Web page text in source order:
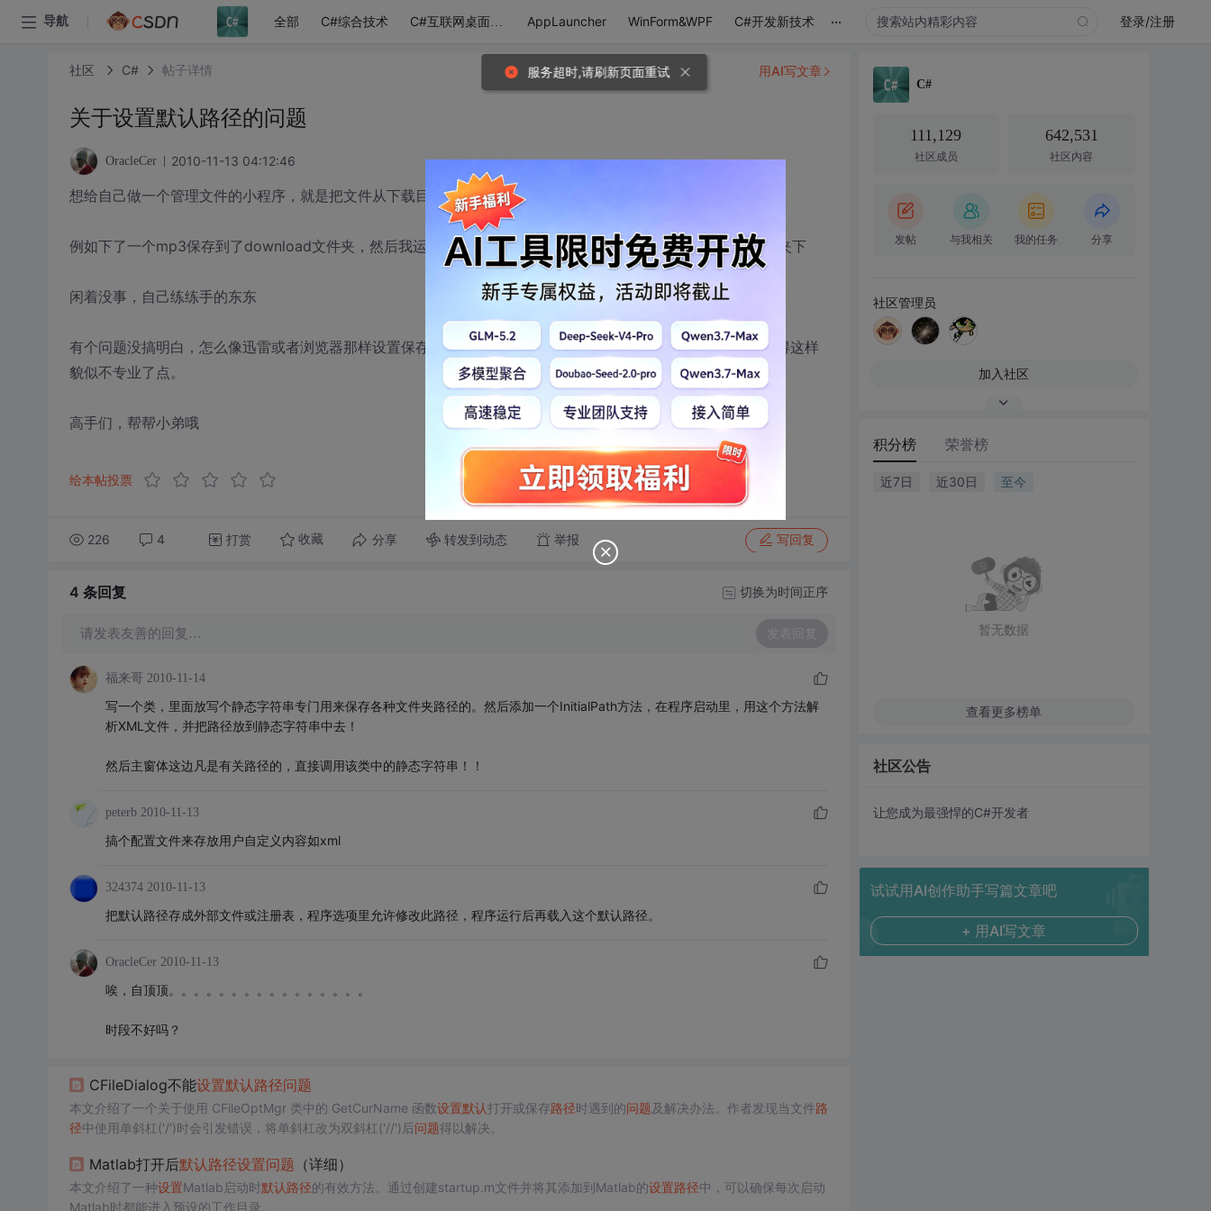
导航 全部 C#综合技术 C#互联网桌面应用 AppLauncher WinForm&WPF C#开发新技术 ... 登录/注册
社区 C# 帖子详情
关于设置默认路径的问题
OracleCer 2010-11-13 04:12:46
想给自己做一个管理文件的小程序，就是把文件从下载目录按文件类型剪切到相应的文件夹下
例如下了一个mp3保存到了download文件夹，然后我运行程序后直接按个botton就把mp3保存到我的音乐文件夹下
闲着没事，自己练练手的东东
有个问题没搞明白，怎么像迅雷或者浏览器那样设置保存路径（自定义），当然把路径写死可以搞定，但是总觉得这样
貌似不专业了点。
高手们，帮帮小弟哦
给本帖投票
226 4 打赏 收藏 分享 转发到动态 举报 写回复
用AI写文章
4 条回复 切换为时间正序
请发表友善的回复… 发表回复
福来哥 2010-11-14
写一个类，里面放写个静态字符串专门用来保存各种文件夹路径的。然后添加一个InitialPath方法，在程序启动里，用这个方法解
析XML文件，并把路径放到静态字符串中去！
然后主窗体这边凡是有关路径的，直接调用该类中的静态字符串！！
peterb 2010-11-13
搞个配置文件来存放用户自定义内容如xml
324374 2010-11-13
把默认路径存成外部文件或注册表，程序选项里允许修改此路径，程序运行后再载入这个默认路径。
OracleCer 2010-11-13
唉，自顶顶。。。。。。。。。。。。。。。。
时段不好吗？
CFileDialog不能设置默认路径问题
本文介绍了一个关于使用 CFileOptMgr 类中的 GetCurName 函数设置默认打开或保存路径时遇到的问题及解决办法。作者发现当文件路
径中使用单斜杠('/')时会引发错误，将单斜杠改为双斜杠('//')后问题得以解决。
Matlab打开后默认路径设置问题 （详细）
本文介绍了一种设置Matlab启动时默认路径的有效方法。通过创建startup.m文件并将其添加到Matlab的设置路径中，可以确保每次启动
Matlab时都能进入预设的工作目录。
C#
111,129
社区成员
642,531
社区内容
发帖 与我相关 我的任务 分享
社区管理员
加入社区
积分榜 荣誉榜
近7日 近30日 至今
暂无数据
查看更多榜单
社区公告
让您成为最强悍的C#开发者
试试用AI创作助手写篇文章吧
+ 用AI写文章
服务超时,请刷新页面重试